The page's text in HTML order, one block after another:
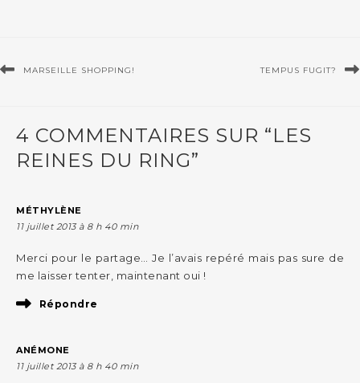
MARSEILLE SHOPPING! TEMPUS FUGIT?
4 COMMENTAIRES SUR “LES
REINES DU RING”
MÉTHYLÈNE
11 juillet 2013 à 8 h 40 min
Merci pour le partage… Je l’avais repéré mais pas sure de
me laisser tenter, maintenant oui !
Répondre
ANÉMONE
11 juillet 2013 à 8 h 40 min